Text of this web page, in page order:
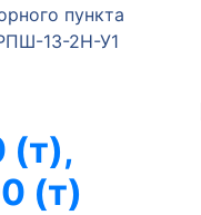
пункта
13-2Н-У1
(т)